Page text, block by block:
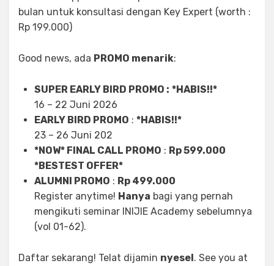
bulan untuk konsultasi dengan Key Expert (worth :
Rp 199.000)
Good news, ada PROMO menarik:
SUPER EARLY BIRD PROMO : *HABIS!!*
16 – 22 Juni 2026
EARLY BIRD PROMO : *HABIS!!*
23 – 26 Juni 202
*NOW* FINAL CALL PROMO : Rp 599.000
*BESTEST OFFER*
ALUMNI PROMO : Rp 499.000
Register anytime! Hanya bagi yang pernah
mengikuti seminar INIJIE Academy sebelumnya
(vol 01-62).
Daftar sekarang! Telat dijamin nyesel. See you at